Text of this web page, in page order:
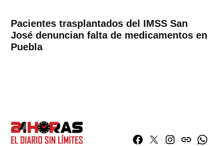
Pacientes trasplantados del IMSS San
José denuncian falta de medicamentos en
Puebla
Facebook
TwitterInstagram
issuu